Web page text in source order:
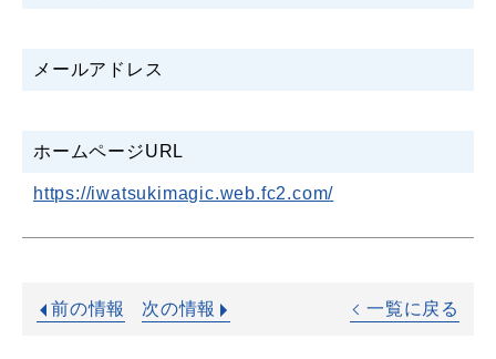
メールアドレス
ホームページURL
https://iwatsukimagic.web.fc2.com/
前の情報 次の情報 一覧に戻る